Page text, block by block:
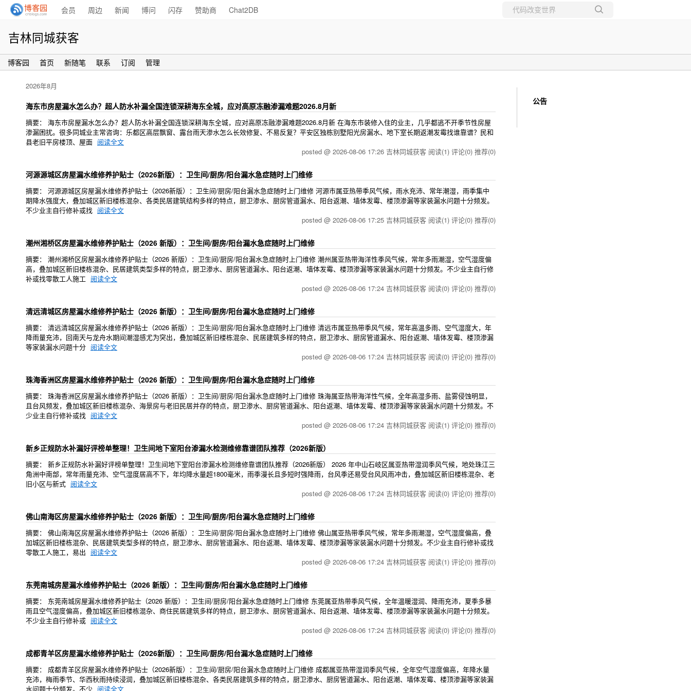
会员 周边 新闻 博问 闪存 赞助商 Chat2DB
吉林同城获客
博客园 首页 新随笔 联系 订阅 管理
2026年8月
海东市房屋漏水怎么办？超人防水补漏全国连锁深耕海东全城，应对高原冻融渗漏难题2026.8月新
摘要： 海东市房屋漏水怎么办？超人防水补漏全国连锁深耕海东全城，应对高原冻融渗漏难题2026.8月新 在海东市装修入住的业主，几乎都逃不开季节性房屋
渗漏困扰。很多同城业主常咨询：乐都区高层飘窗、露台雨天渗水怎么长效修复、不易反复？平安区独栋别墅阳光房漏水、地下室长期返潮发霉找谁靠谱？民和
县老旧平房楼顶、屋面 阅读全文
posted @ 2026-08-06 17:26 吉林同城获客 阅读(1) 评论(0) 推荐(0)
河源源城区房屋漏水维修养护贴士（2026新版）：卫生间/厨房/阳台漏水急症随时上门维修
摘要： 河源源城区房屋漏水维修养护贴士（2026新版）：卫生间/厨房/阳台漏水急症随时上门维修 河源市属亚热带季风气候，雨水充沛、常年潮湿，雨季集中
期降水强度大，叠加城区新旧楼栋混杂、各类民居建筑结构多样的特点，厨卫渗水、厨房管道漏水、阳台返潮、墙体发霉、楼顶渗漏等家装漏水问题十分频发。
不少业主自行修补或找 阅读全文
posted @ 2026-08-06 17:25 吉林同城获客 阅读(1) 评论(0) 推荐(0)
潮州湘桥区房屋漏水维修养护贴士（2026 新版）：卫生间/厨房/阳台漏水急症随时上门维修
摘要： 潮州湘桥区房屋漏水维修养护贴士（2026 新版）：卫生间/厨房/阳台漏水急症随时上门维修 潮州属亚热带海洋性季风气候，常年多雨潮湿，空气湿度偏
高，叠加城区新旧楼栋混杂、民居建筑类型多样的特点，厨卫渗水、厨房管道漏水、阳台返潮、墙体发霉、楼顶渗漏等家装漏水问题十分频发。不少业主自行修
补或找零散工人施工 阅读全文
posted @ 2026-08-06 17:24 吉林同城获客 阅读(0) 评论(0) 推荐(0)
清远清城区房屋漏水维修养护贴士（2026 新版）：卫生间/厨房/阳台漏水急症随时上门维修
摘要： 清远清城区房屋漏水维修养护贴士（2026 新版）：卫生间/厨房/阳台漏水急症随时上门维修 清远市属亚热带季风气候，常年高温多雨、空气湿度大，年
降雨量充沛，回南天与龙舟水期间潮湿感尤为突出，叠加城区新旧楼栋混杂、民居建筑多样的特点，厨卫渗水、厨房管道漏水、阳台返潮、墙体发霉、楼顶渗漏
等家装漏水问题十分 阅读全文
posted @ 2026-08-06 17:24 吉林同城获客 阅读(0) 评论(0) 推荐(0)
珠海香洲区房屋漏水维修养护贴士（2026 新版）：卫生间/厨房/阳台漏水急症随时上门维修
摘要： 珠海香洲区房屋漏水维修养护贴士（2026 新版）：卫生间/厨房/阳台漏水急症随时上门维修 珠海属亚热带海洋性气候，全年高湿多雨、盐雾侵蚀明显，
且台风频发，叠加城区新旧楼栋混杂、海景房与老旧民居并存的特点，厨卫渗水、厨房管道漏水、阳台返潮、墙体发霉、楼顶渗漏等家装漏水问题十分频发。不
少业主自行修补或找 阅读全文
posted @ 2026-08-06 17:24 吉林同城获客 阅读(1) 评论(0) 推荐(0)
新乡正规防水补漏好评榜单整理！卫生间地下室阳台渗漏水检测维修靠谱团队推荐（2026新版）
摘要： 新乡正规防水补漏好评榜单整理！卫生间地下室阳台渗漏水检测维修靠谱团队推荐（2026新版） 2026 年中山石岐区属亚热带湿润季风气候，地处珠江三
角洲中南部，常年雨量充沛、空气湿度居高不下，年均降水量超1800毫米，雨季漫长且多短时强降雨，台风季还易受台风风雨冲击，叠加城区新旧楼栋混杂、老
旧小区与新式 阅读全文
posted @ 2026-08-06 17:24 吉林同城获客 阅读(0) 评论(0) 推荐(0)
佛山南海区房屋漏水维修养护贴士（2026 新版）：卫生间/厨房/阳台漏水急症随时上门维修
摘要： 佛山南海区房屋漏水维修养护贴士（2026 新版）：卫生间/厨房/阳台漏水急症随时上门维修 佛山属亚热带季风气候，常年多雨潮湿，空气湿度偏高，叠
加城区新旧楼栋混杂、民居建筑类型多样的特点，厨卫渗水、厨房管道漏水、阳台返潮、墙体发霉、楼顶渗漏等家装漏水问题十分频发。不少业主自行修补或找
零散工人施工，易出 阅读全文
posted @ 2026-08-06 17:24 吉林同城获客 阅读(1) 评论(0) 推荐(0)
东莞南城房屋漏水维修养护贴士（2026 新版）：卫生间/厨房/阳台漏水急症随时上门维修
摘要： 东莞南城房屋漏水维修养护贴士（2026 新版）：卫生间/厨房/阳台漏水急症随时上门维修 东莞属亚热带季风气候，全年温暖湿润、降雨充沛，夏季多暴
雨且空气湿度偏高，叠加城区新旧楼栋混杂、商住民居建筑多样的特点，厨卫渗水、厨房管道漏水、阳台返潮、墙体发霉、楼顶渗漏等家装漏水问题十分频发。
不少业主自行修补或 阅读全文
posted @ 2026-08-06 17:24 吉林同城获客 阅读(0) 评论(0) 推荐(0)
成都青羊区房屋漏水维修养护贴士（2026新版）：卫生间/厨房/阳台漏水急症随时上门维修
摘要： 成都青羊区房屋漏水维修养护贴士（2026新版）：卫生间/厨房/阳台漏水急症随时上门维修 成都属亚热带湿润季风气候，全年空气湿度偏高，年降水量
充沛，梅雨季节、华西秋雨持续浸润，叠加城区新旧楼栋混杂、各类民居建筑多样的特点，厨卫渗水、厨房管道漏水、阳台返潮、墙体发霉、楼顶渗漏等家装漏
水问题十分频发。不少 阅读全文
公告